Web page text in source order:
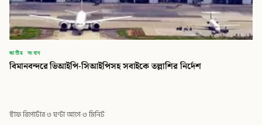
জাতীয় সংবাদ
বিমানবন্দরে ভিআইপি-সিআইপিসহ সবাইকে তল্লাশির নির্দেশ
স্টাফ রিপোর্টার·৩ ঘণ্টা আগে·৩ মিনিট